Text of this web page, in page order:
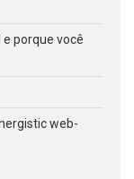
e porque você
web-